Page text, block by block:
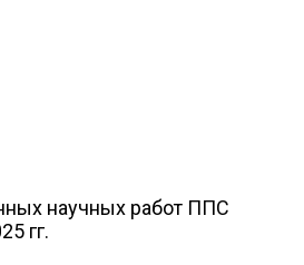
научных работ ППС
гг.